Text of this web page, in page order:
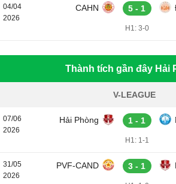
04/04
2026
CAHN 5 - 1
H1: 3-0
Thành tích gần đây Hải
V-LEAGUE
07/06
2026
Hải Phòng 1 - 1
H1: 1-1
31/05
2026
PVF-CAND 3 - 1